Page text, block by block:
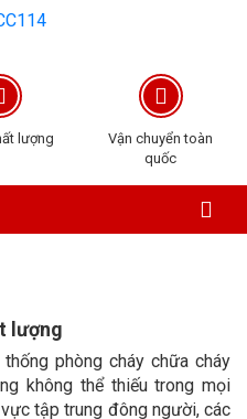
lượng
Vận chuyển toàn
quốc
lượng
phòng cháy chữa cháy
không thể thiếu trong mọi
tập trung đông người, các